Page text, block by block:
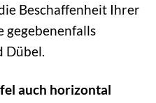
Beschaffenheit Ihrer
gegebenenfalls
Dübel.
auch horizontal